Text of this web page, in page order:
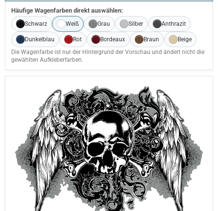
Häufige Wagenfarben direkt auswählen:
Schwarz Weiß Grau Silber Anthrazit
Dunkelblau Rot Bordeaux Braun
Beige
Die Wagenfarbe ist nur der Hintergrund der Vorschau und ändert nicht die
gewählten Aufkleberfarben.